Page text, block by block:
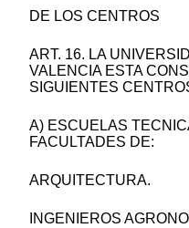
DE LOS CENTROS
ART. 16. LA
VALENCIA ESTA
SIGUIENTES
A) ESCUELAS
FACULTADES DE:
ARQUITECTURA.
INGENIEROS